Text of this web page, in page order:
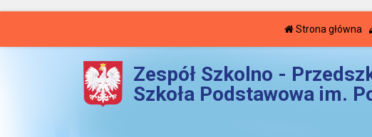
Strona główna
Zespół Szkolno -
Szkoła Podstawowa im.